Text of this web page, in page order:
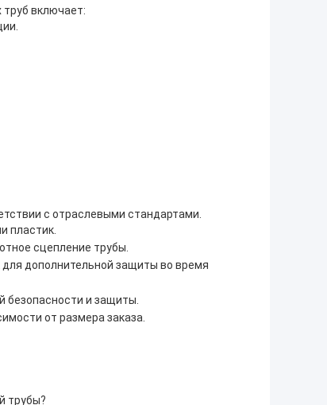
включает:
с отраслевыми стандартами.
пластик.
сцепление трубы.
дополнительной защиты во время
безопасности и защиты.
от размера заказа.
трубы?